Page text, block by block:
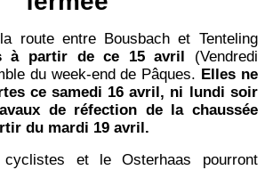
route entre Bousbach et Tenteling
à partir de ce 15 avril (Vendredi
du week-end de Pâques. Elles ne
ce samedi 16 avril, ni lundi soir
de réfection de la chaussée
du mardi 19 avril.
cyclistes et le Osterhaas pourront